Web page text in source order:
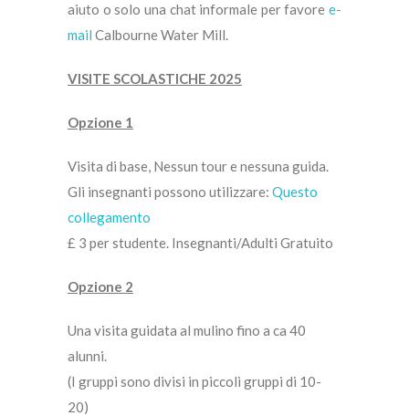
aiuto o solo una chat informale per favore e-
mail Calbourne Water Mill.
VISITE SCOLASTICHE 2025
Opzione 1
Visita di base, Nessun tour e nessuna guida.
Gli insegnanti possono utilizzare: Questo
collegamento
£ 3 per studente. Insegnanti/Adulti Gratuito
Opzione 2
Una visita guidata al mulino fino a ca 40
alunni.
(I gruppi sono divisi in piccoli gruppi di 10-
20)